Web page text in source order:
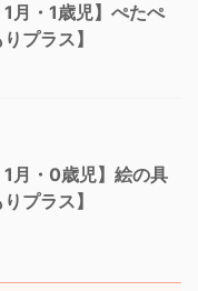
1月・1歳児】ぺたぺ
プラス】
1月・0歳児】絵の具
プラス】